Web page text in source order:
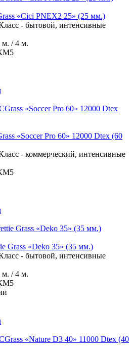
«Cici PNEX2 25» (25 мм.)
- бытовой, интенсивные
м. / 4 м.
«Soccer Pro 60» 12000 Dtex (60
- коммерческий, интенсивные
Grass «Deko 35» (35 мм.)
- бытовой, интенсивные
м. / 4 м.